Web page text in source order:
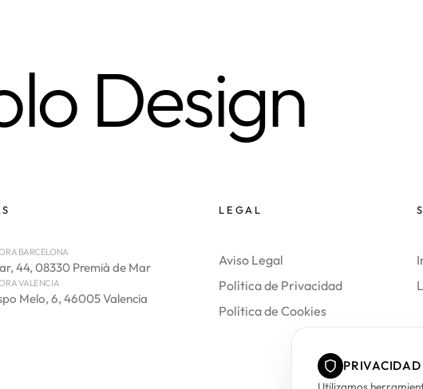
Design
BARCELONA
44, 08330 Premià de Mar
VALENCIA
Melo, 6, 46005 Valencia
LEGAL
Aviso Legal
Política de Privacidad
Política de Cookies